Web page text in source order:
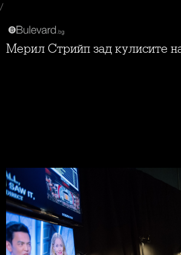
/
Мерил Стрийп зад кулисите